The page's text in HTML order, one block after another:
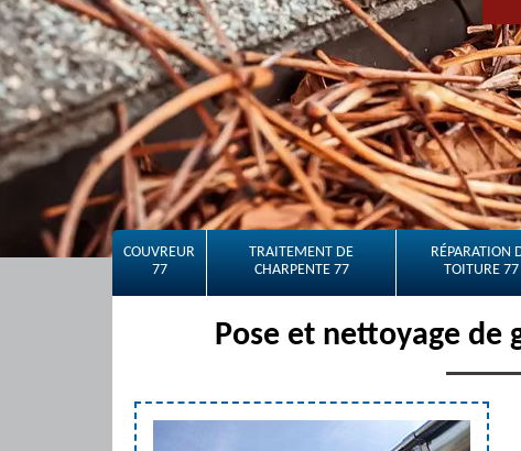
COUVREUR
77
TRAITEMENT DE
CHARPENTE 77
RÉPARATION
TOITURE 77
Pose et nettoyage de